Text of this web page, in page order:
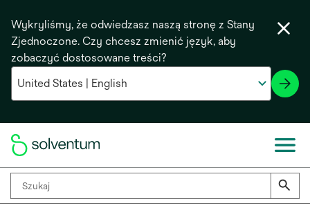
Wykryliśmy, że odwiedzasz naszą stronę z Stany
Zjednoczone. Czy chcesz zmienić język, aby
zobaczyć dostosowane treści?